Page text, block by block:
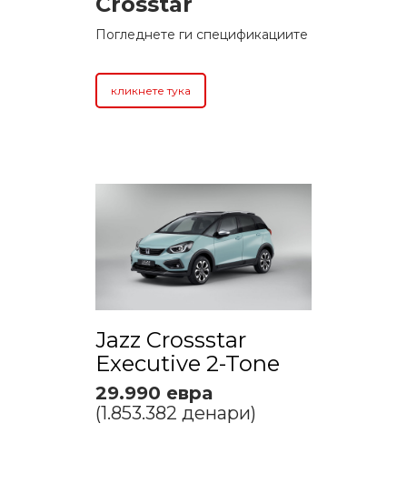
Погледнете ги спецификациите
кликнете тука
Jazz Crossstar
Executive 2-Tone
29.990 евра
(1.853.382 денари)